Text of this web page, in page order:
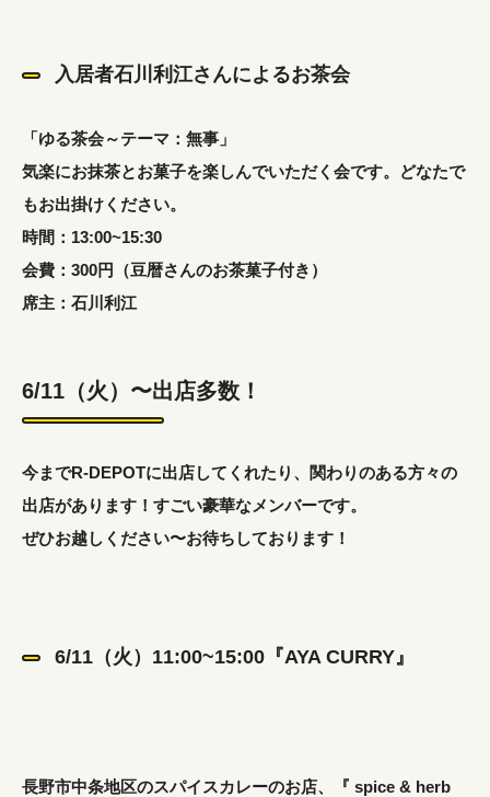
入居者石川利江さんによるお茶会
「ゆる茶会～テーマ：無事」
気楽にお抹茶とお菓子を楽しんでいただく会です。どなたで
もお出掛けください。
時間：13:00~15:30
会費：300円（豆暦さんのお茶菓子付き）
席主：石川利江
6/11（火）〜出店多数！
今までR-DEPOTに出店してくれたり、関わりのある方々の
出店があります！すごい豪華なメンバーです。
ぜひお越しください〜お待ちしております！
6/11（火）11:00~15:00『AYA CURRY』
長野市中条地区のスパイスカレーのお店、『 spice & herb